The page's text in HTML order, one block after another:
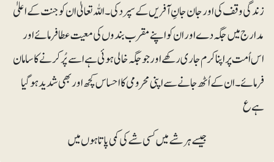
زندگی وقف کی اور جان جانِ آفریں کے سپرد کی۔ اللہ تعالیٰ ان کو جنت کے اعلیٰ
مدارج میں جگہ دے اور ان کو اپنے مقرب بندوں کی معیت عطا فرمائے اور
اس اُمت پر اپنا کرم جاری رکھے اور جو جگہ خالی ہوئی ہے اسے پُر کرنے کا سامان
فرمائے۔ ان کے اُٹھ جانے سے اپنی محرومی کا احساس کچھ اور بھی شدید ہوگیا
ہے ع
جیسے ہر شے میں کسی شے کی کمی پاتا ہوں میں